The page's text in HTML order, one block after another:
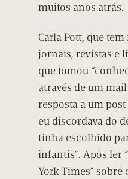
muitos anos atrás.
Carla Pott, que
jornais, revistas e
que tomou
através de um
resposta a um
eu discordava do
tinha escolhido
infantis”. Após ler
York Times” sobre